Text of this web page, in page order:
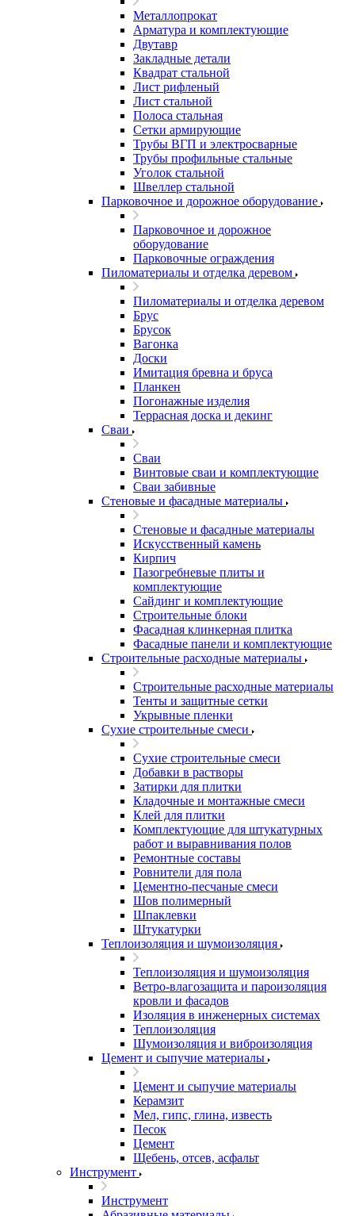
Металлопрокат
Арматура и комплектующие
Двутавр
Закладные детали
Квадрат стальной
Лист рифленый
Лист стальной
Полоса стальная
Сетки армирующие
Трубы ВГП и электросварные
Трубы профильные стальные
Уголок стальной
Швеллер стальной
Парковочное и дорожное оборудование
Парковочное и дорожное
оборудование
Парковочные ограждения
Пиломатериалы и отделка деревом
Пиломатериалы и отделка деревом
Брус
Брусок
Вагонка
Доски
Имитация бревна и бруса
Планкен
Погонажные изделия
Террасная доска и декинг
Сваи
Сваи
Винтовые сваи и комплектующие
Сваи забивные
Стеновые и фасадные материалы
Стеновые и фасадные материалы
Искусственный камень
Кирпич
Пазогребневые плиты и
комплектующие
Сайдинг и комплектующие
Строительные блоки
Фасадная клинкерная плитка
Фасадные панели и комплектующие
Строительные расходные материалы
Строительные расходные материалы
Тенты и защитные сетки
Укрывные пленки
Сухие строительные смеси
Сухие строительные смеси
Добавки в растворы
Затирки для плитки
Кладочные и монтажные смеси
Клей для плитки
Комплектующие для штукатурных
работ и выравнивания полов
Ремонтные составы
Ровнители для пола
Цементно-песчаные смеси
Шов полимерный
Шпаклевки
Штукатурки
Теплоизоляция и шумоизоляция
Теплоизоляция и шумоизоляция
Ветро-влагозащита и пароизоляция
кровли и фасадов
Изоляция в инженерных системах
Теплоизоляция
Шумоизоляция и виброизоляция
Цемент и сыпучие материалы
Цемент и сыпучие материалы
Керамзит
Мел, гипс, глина, известь
Песок
Цемент
Щебень, отсев, асфальт
Инструмент
Инструмент